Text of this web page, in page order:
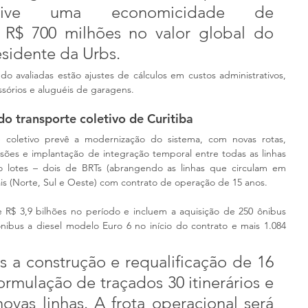
uma economicidade de
R$ 700 milhões no valor global do
da Urbs.
avaliadas estão ajustes de cálculos em custos administrativos,
e aluguéis de garagens.
transporte coletivo de Curitiba
prevê a modernização do sistema, com novas rotas,
e implantação de integração temporal entre todas as linhas
– dois de BRTs (abrangendo as linhas que circulam em
(Norte, Sul e Oeste) com contrato de operação de 15 anos.
R$ 3,9 bilhões no período e incluem a aquisição de 250 ônibus
a diesel modelo Euro 6 no início do contrato e mais 1.084
a construção e requalificação de 16
de traçados 30 itinerários e
linhas. A frota operacional será